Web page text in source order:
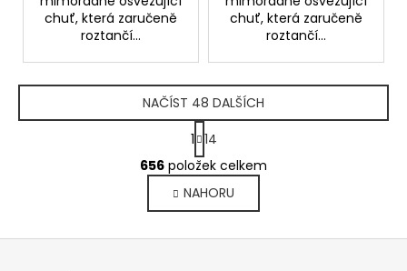
chuť, která zaručeně
roztančí...
chuť, která zaručeně
roztančí...
O
v
l
á
d
NAČÍST 48 DALŠÍCH
S
t
r
á
n
k
o
1 14
656 položek celkem
NAHORU